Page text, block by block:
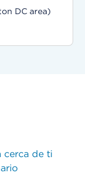
DC area)
cerca de ti